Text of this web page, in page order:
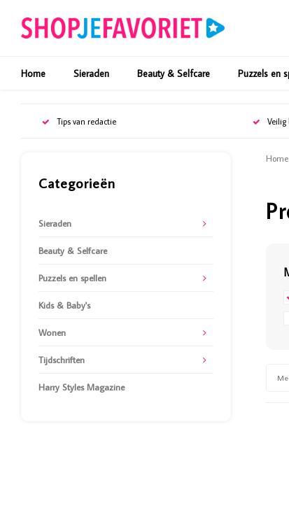
Home Sieraden Beauty & Selfcare Puzzels en
Tips van redactie Veilig
Categorieën
Sieraden
Beauty & Selfcare
Puzzels en spellen
Kids & Baby's
Wonen
Tijdschriften
Harry Styles Magazine
Home